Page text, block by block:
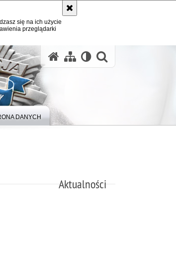
się na ich użycie
przeglądarki
DANYCH
Aktualności